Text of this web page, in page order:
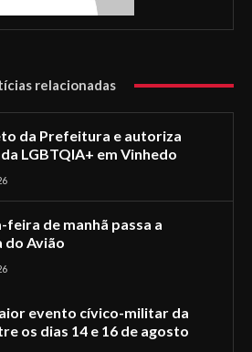
relacionadas
da Prefeitura e autoriza
LGBTQIA+ em Vinhedo
de manhã passa a
do Avião
evento cívico-militar da
os dias 14 e 16 de agosto